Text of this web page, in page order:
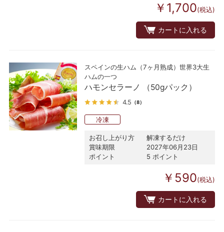
￥1,700(税込)
カートに入れる
スペインの生ハム（7ヶ月熟成）世界3大生
ハムの一つ
ハモンセラーノ （50gパック）
4.5 （8）
冷凍
お召し上がり方
解凍するだけ
賞味期限
2027年06月23日
ポイント
5 ポイント
￥590(税込)
カートに入れる